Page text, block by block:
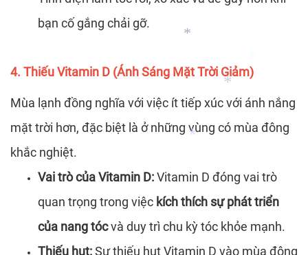
*
*
*
*
*
bạn cố gắng chải gỡ.
4. Thiếu Vitamin D (Ánh Sáng Mặt Trời Giảm)
Mùa lạnh đồng nghĩa với việc ít tiếp xúc với ánh nắng
mặt trời hơn, đặc biệt là ở những vùng có mùa đông
khắc nghiệt.
Vai trò của Vitamin D:Vitamin D đóng vai trò
quan trọng trong việc kích thích sự phát triển
của nang tócvà duy trì chu kỳ tóc khỏe mạnh.
Thiếu hụt:Sự thiếu hụt Vitamin D vào mùa đông